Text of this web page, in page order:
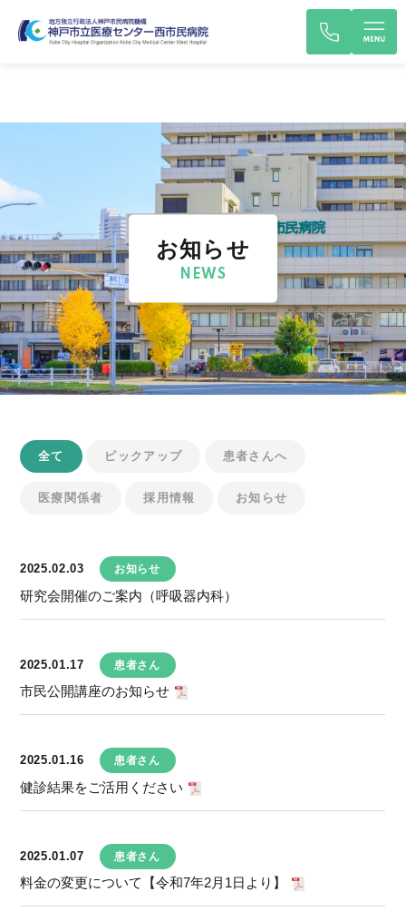
お知らせ
NEWS
全て ピックアップ 患者さんへ
医療関係者 採用情報 お知らせ
2025.02.03 お知らせ
研究会開催のご案内（呼吸器内科）
2025.01.17 患者さん
市民公開講座のお知らせ
2025.01.16 患者さん
健診結果をご活用ください
2025.01.07 患者さん
料金の変更について【令和7年2月1日より】